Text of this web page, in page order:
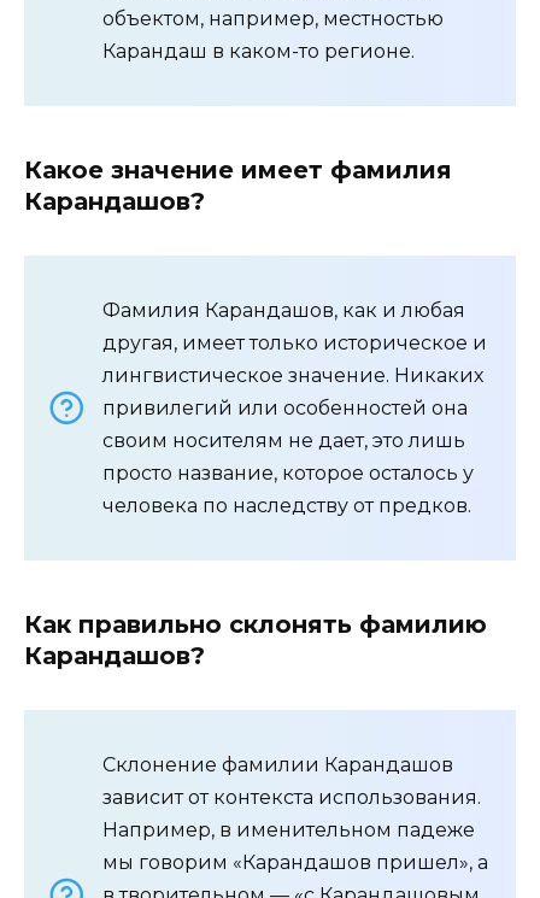
объектом, например, местностью
Карандаш в каком-то регионе.
Какое значение имеет фамилия
Карандашов?
Фамилия Карандашов, как и любая
другая, имеет только историческое и
лингвистическое значение. Никаких
привилегий или особенностей она
своим носителям не дает, это лишь
просто название, которое осталось у
человека по наследству от предков.
Как правильно склонять фамилию
Карандашов?
Склонение фамилии Карандашов
зависит от контекста использования.
Например, в именительном падеже
мы говорим «Карандашов пришел», а